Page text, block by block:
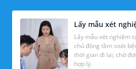
Lấy mẫu xét
Lấy mẫu xét nghiệm
chủ động tầm soát
thời gian đi lại, chờ đợi kết quả với mức chi phí
hợp lý.